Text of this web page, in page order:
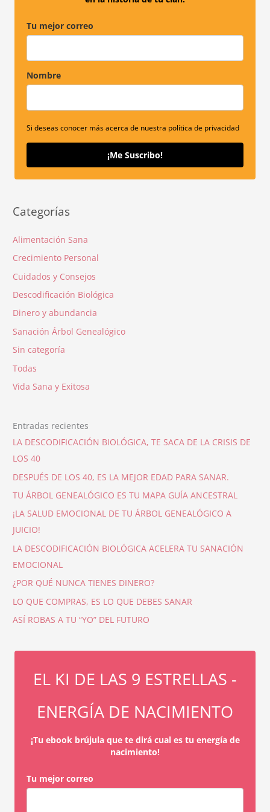
Tu mejor correo
Nombre
Si deseas conocer más acerca de nuestra política de privacidad
¡Me Suscribo!
Categorías
Alimentación Sana
Crecimiento Personal
Cuidados y Consejos
Descodificación Biológica
Dinero y abundancia
Sanación Árbol Genealógico
Sin categoría
Todas
Vida Sana y Exitosa
Entradas recientes
LA DESCODIFICACIÓN BIOLÓGICA, TE SACA DE LA CRISIS DE
LOS 40
DESPUÉS DE LOS 40, ES LA MEJOR EDAD PARA SANAR.
TU ÁRBOL GENEALÓGICO ES TU MAPA GUÍA ANCESTRAL
¡LA SALUD EMOCIONAL DE TU ÁRBOL GENEALÓGICO A
JUICIO!
LA DESCODIFICACIÓN BIOLÓGICA ACELERA TU SANACIÓN
EMOCIONAL
¿POR QUÉ NUNCA TIENES DINERO?
LO QUE COMPRAS, ES LO QUE DEBES SANAR
ASÍ ROBAS A TU “YO” DEL FUTURO
EL KI DE LAS 9 ESTRELLAS -
ENERGÍA DE NACIMIENTO
¡Tu ebook brújula que te dirá cual es tu energía de
nacimiento!
Tu mejor correo